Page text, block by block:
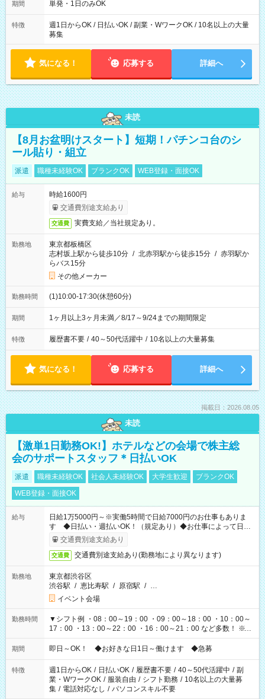
期間 単発・1日のみOK
特徴
週1日からOK / 日払いOK / 副業・WワークOK / 10名以上の大量
募集
気になる！ 応募する 詳細へ
未読
【8月お盆明けスタート】短期！パチンコ台のシ
ール貼り・組立
派遣 職種未経験OK ブランクOK WEB登録・面接OK
給与
時給1600円
交通費別途支給あり
交通費 実費支給／当社規定あり。
勤務地
東京都板橋区
志村坂上駅から徒歩10分 / 北赤羽駅から徒歩15分 / 赤羽駅か
らバス15分
その他メーカー
勤務時間 (1)10:00-17:30(休憩60分)
期間 1ヶ月以上3ヶ月未満／8/17～9/24までの期間限定
特徴 履歴書不要 / 40～50代活躍中 / 10名以上の大量募集
気になる！ 応募する 詳細へ
掲載日：2026.08.05
未読
【激単1日勤務OK!】ホテルなどの会場で株主総
会のサポートスタッフ＊日払いOK
派遣 職種未経験OK 社会人未経験OK 大学生歓迎
ブランクOK
WEB登録・面接OK
給与
日給1万5000円～※実働5時間で日給7000円のお仕事もありま
す ◆日払い・週払いOK！（規定あり）◆お仕事によって日給
も異なります
交通費別途支給あり
交通費 交通費別途支給あり(勤務地により異なります)
勤務地
東京都渋谷区
渋谷駅 / 恵比寿駅 / 原宿駅 / …
イベント会場
勤務時間
▼シフト例 ・08：00～19：00 ・09：00～18：00 ・10：00～
17：00 ・13：00～22：00 ・16：00～21：00 など多数！ ※お
仕事により勤務時間が異なります
期間 即日～OK！ ◆お好きな日1日～働けます ◆急募
特徴 週1日からOK / 日払いOK / 履歴書不要 / 40～50代活躍中 / 副
業・WワークOK / 服装自由 / シフト勤務 / 10名以上の大量募
集 / 電話対応なし / パソコンスキル不要